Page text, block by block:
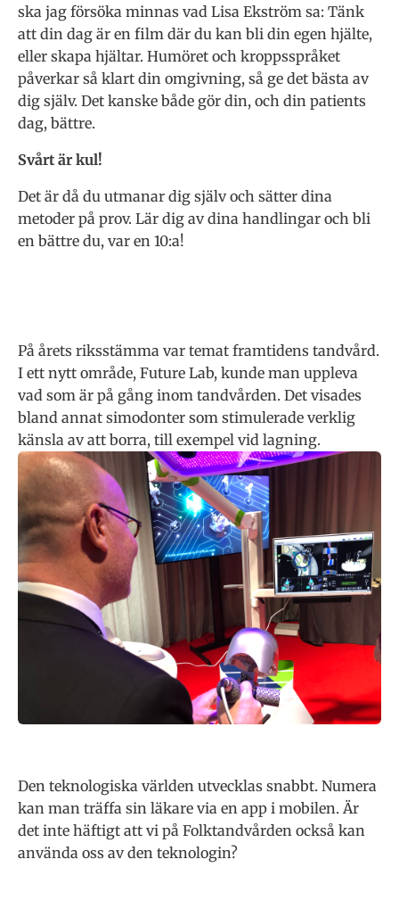
ska jag försöka minnas vad Lisa Ekström sa: Tänk
att din dag är en film där du kan bli din egen hjälte,
eller skapa hjältar. Humöret och kroppsspråket
påverkar så klart din omgivning, så ge det bästa av
dig själv. Det kanske både gör din, och din patients
dag, bättre.
Svårt är kul!
Det är då du utmanar dig själv och sätter dina
metoder på prov. Lär dig av dina handlingar och bli
en bättre du, var en 10:a!
På årets riksstämma var temat framtidens tandvård.
I ett nytt område, Future Lab, kunde man uppleva
vad som är på gång inom tandvården. Det visades
bland annat simodonter som stimulerade verklig
känsla av att borra, till exempel vid lagning.
Den teknologiska världen utvecklas snabbt. Numera
kan man träffa sin läkare via en app i mobilen. Är
det inte häftigt att vi på Folktandvården också kan
använda oss av den teknologin?